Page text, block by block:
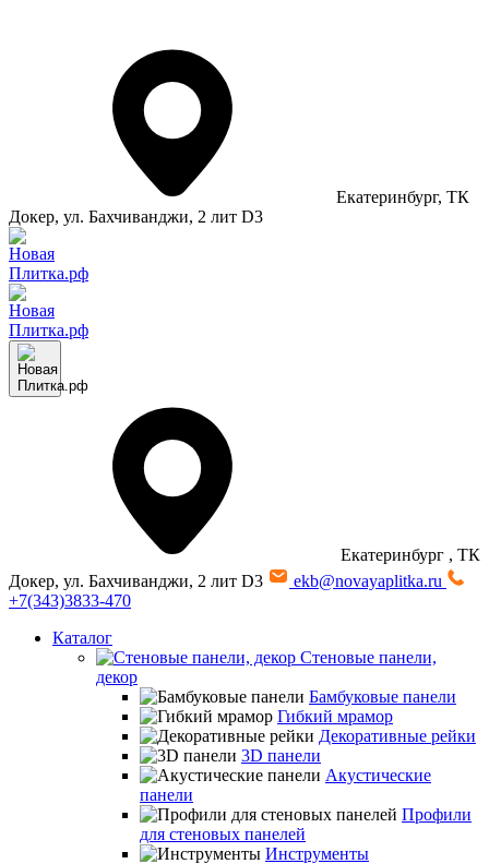
Екатеринбург, ТК
Докер, ул. Бахчиванджи, 2 лит D3
Екатеринбург , ТК
Докер, ул. Бахчиванджи, 2 лит D3
ekb@novayaplitka.ru
+7(343)3833-470
Каталог
Стеновые панели,
декор
Бамбуковые панели
Гибкий мрамор
Декоративные рейки
3D панели
Акустические
панели
Профили
для стеновых панелей
Инструменты